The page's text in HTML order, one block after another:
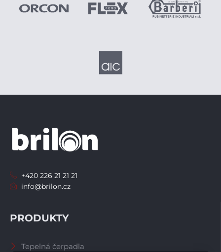
PRODUKTY
Tepelná čerpadla
+420 226 21 21 21
info@brilon.cz